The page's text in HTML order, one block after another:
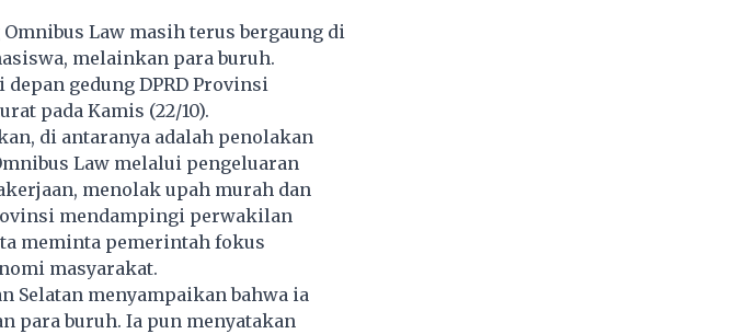
Law masih terus bergaung di
melainkan para buruh.
gedung DPRD Provinsi
pada Kamis (22/10).
di antaranya adalah penolakan
Law melalui pengeluaran
menolak upah murah dan
mendampingi perwakilan
meminta pemerintah fokus
masyarakat.
Selatan menyampaikan bahwa ia
para buruh. Ia pun menyatakan